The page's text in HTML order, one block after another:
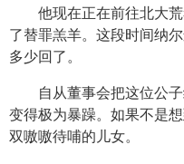
他现在正在前往北大
了替罪羔羊。这段时间纳
多少回了。
自从董事会把这位公
变得极为暴躁。如果不是
双嗷嗷待哺的儿女。